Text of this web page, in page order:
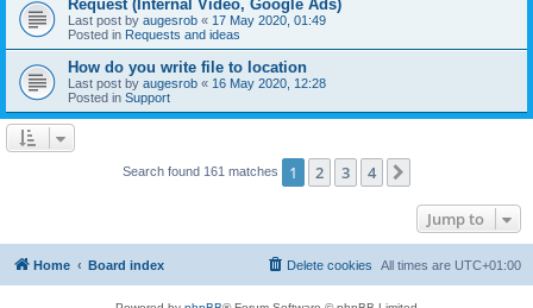
Request (Internal Video, Google Ads)
Last post by augesrob « 17 May 2020, 01:49
Posted in Requests and ideas
How do you write file to location
Last post by augesrob « 16 May 2020, 12:28
Posted in Support
Search found 161 matches 1 2 3 4
Jump to
Home Board index All times are UTC+01:00
Delete cookies